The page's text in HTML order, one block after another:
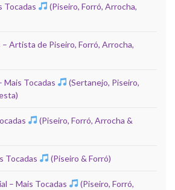
Tocadas
(Piseiro, Forró, Arrocha,
– Artista de Piseiro, Forró, Arrocha,
Mais Tocadas
(Sertanejo, Piseiro,
(Piseiro, Forró, Arrocha &
Tocadas (Piseiro & Forró)
– Mais Tocadas
(Piseiro, Forró,